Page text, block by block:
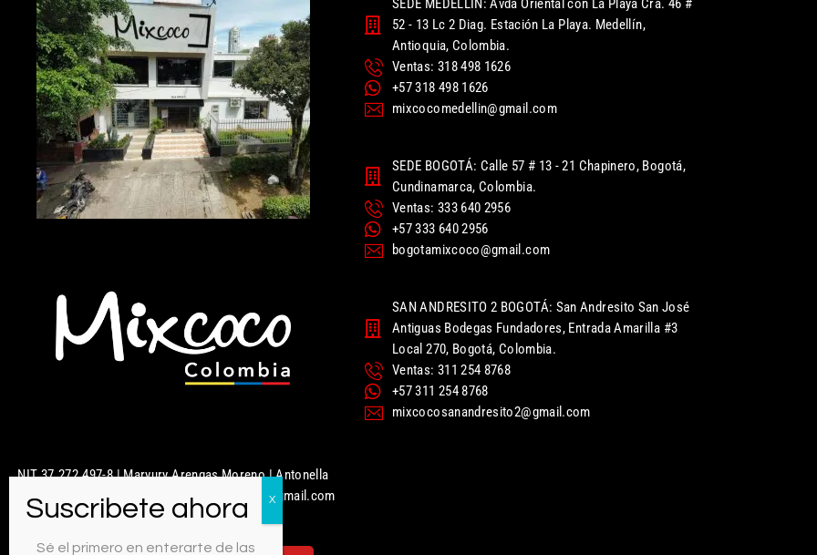
NIT 37.272.497-8 | Maryury Arengas Moreno | Antonella
Nails | Mixcoco Colombia | mixcococolombia@gmail.com
| 320 949 5951
SEDE MEDELLIN: Avda Oriental con La Playa Cra. 46 #
52 - 13 Lc 2 Diag. Estación La Playa. Medellín,
Antioquia, Colombia.
Ventas: 318 498 1626
+57 318 498 1626
mixcocomedellin@gmail.com
SEDE BOGOTÁ: Calle 57 # 13 - 21 Chapinero, Bogotá,
Cundinamarca, Colombia.
Ventas: 333 640 2956
+57 333 640 2956
bogotamixcoco@gmail.com
SAN ANDRESITO 2 BOGOTÁ: San Andresito San José
Antiguas Bodegas Fundadores, Entrada Amarilla #3
Local 270, Bogotá, Colombia.
Ventas: 311 254 8768
+57 311 254 8768
mixcocosanandresito2@gmail.com
Sé el primero en enterarte de las